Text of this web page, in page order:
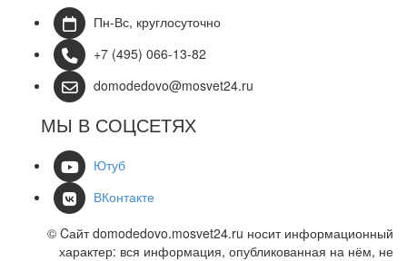
Пн-Вс, круглосуточно
+7 (495) 066-13-82
domodedovo@mosvet24.ru
МЫ В СОЦСЕТЯХ
Ютуб
ВКонтакте
© Cайт domodedovo.mosvet24.ru носит информационный
характер: вся информация, опубликованная на нём, не